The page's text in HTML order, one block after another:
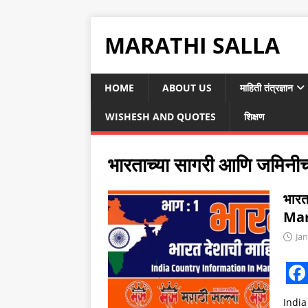
MARATHI SALLA
HOME ABOUT US माहिती तंत्रज्ञान
WISHESH AND QUOTES शिक्षण
भारताच्या सागरी आणि
F
India